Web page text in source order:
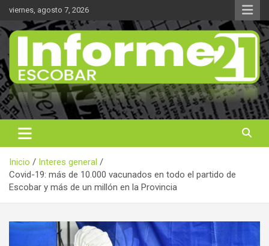
Saltar
contenido
viernes, agosto 7, 2026
Informe 21
Noticas reales
Inicio
Interes general
Covid-19: más de 10.000 vacunados en todo el partido de
Escobar y más de un millón en la Provincia